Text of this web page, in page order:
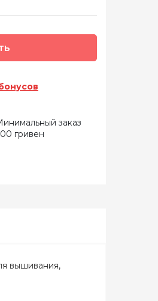
заказ
гривен
вышивания,